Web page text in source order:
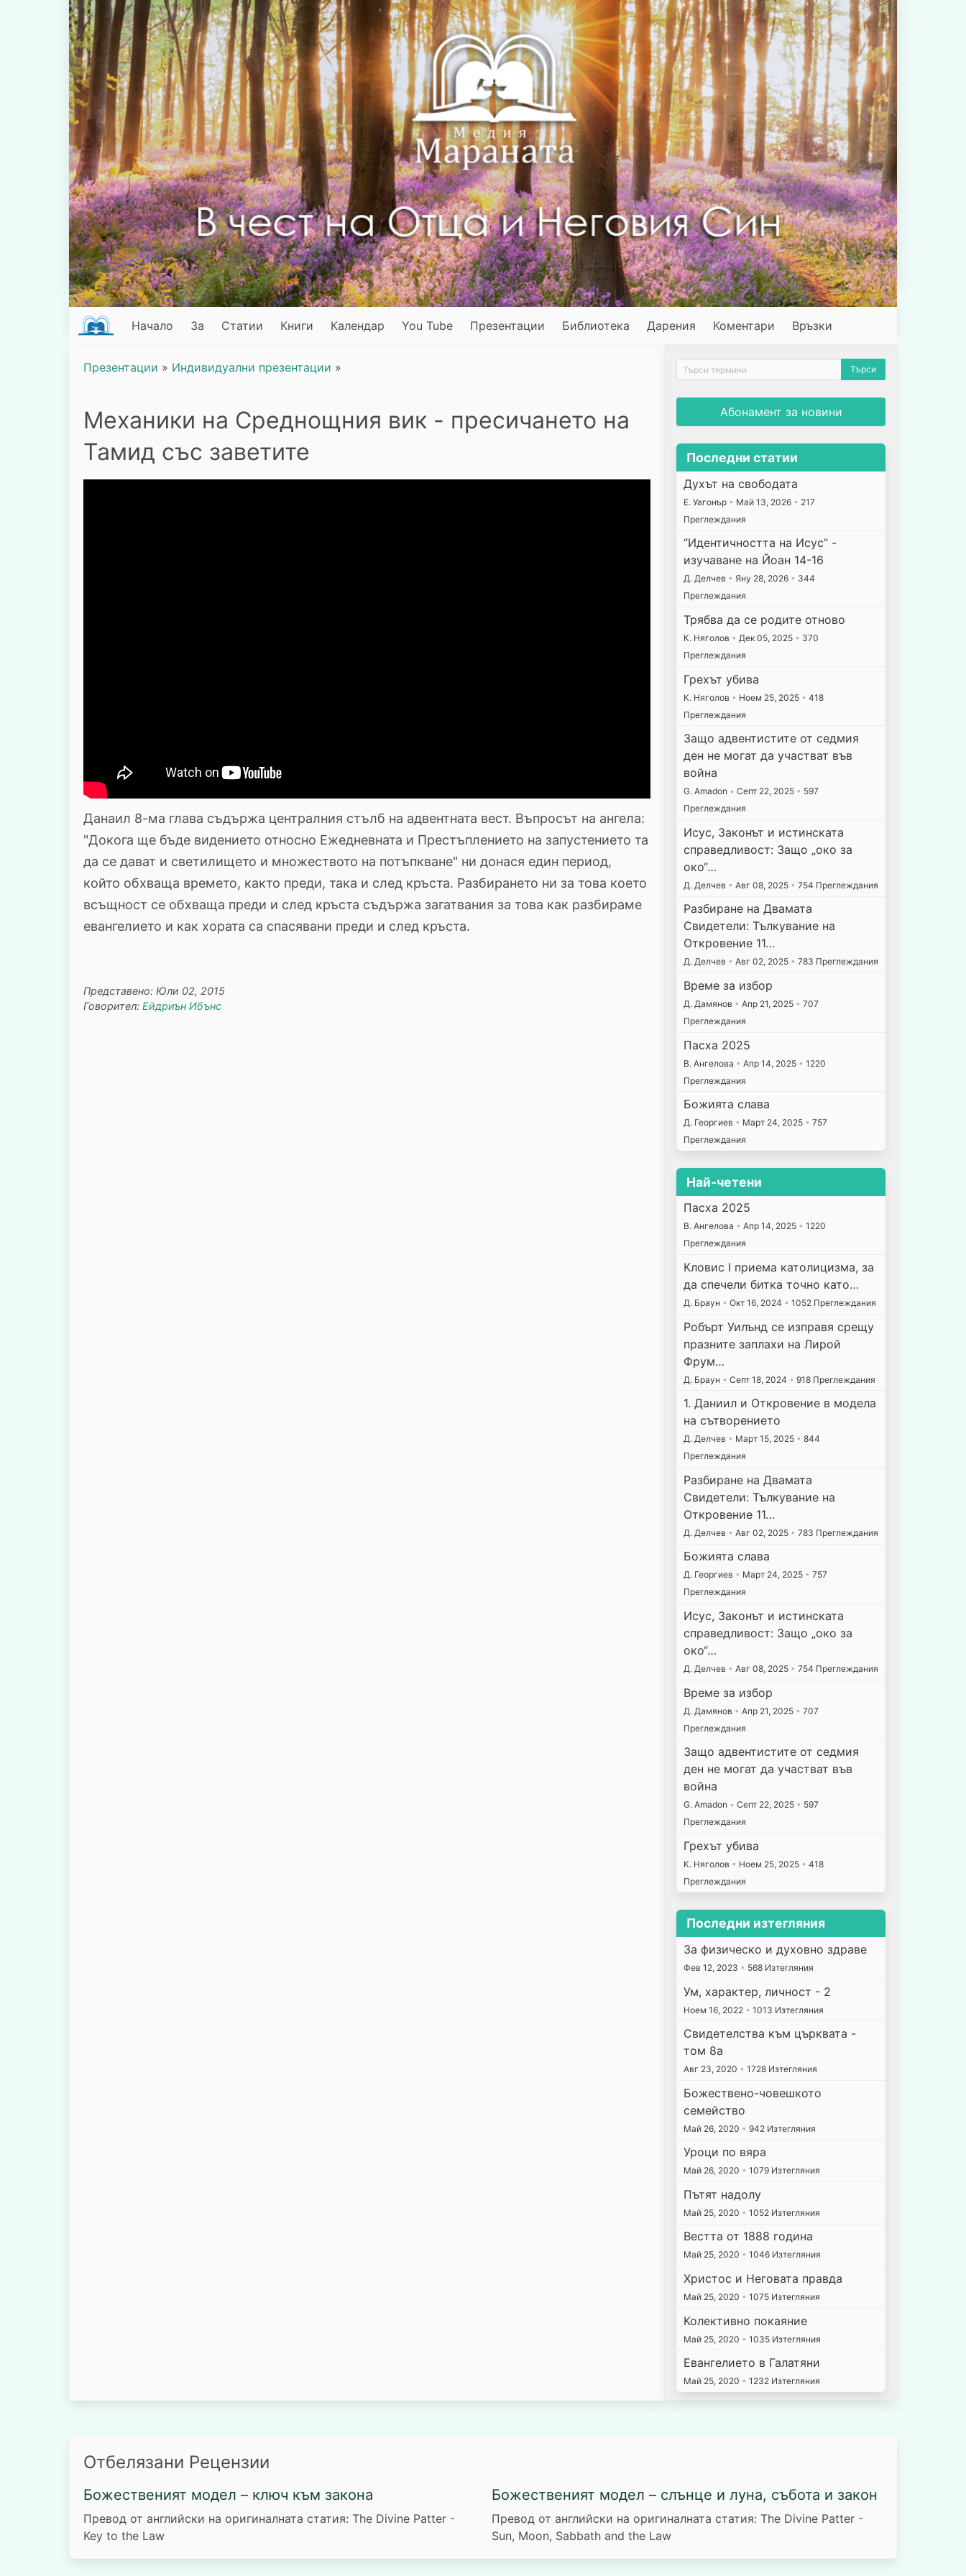
Начало За Статии Книги Календар You Tube Презентации Библиотека Дарения Коментари Връзки
Презентации » Индивидуални презентации »
Механики на Среднощния вик - пресичането на
Тамид със заветите
Данаил 8-ма глава съдържа централния стълб на адвентната вест. Въпросът на ангела:
"Докога ще бъде видението относно Ежедневната и Престъплението на запустението та
да се дават и светилището и множеството на потъпкване" ни донася един период,
който обхваща времето, както преди, така и след кръста. Разбирането ни за това което
всъщност се обхваща преди и след кръста съдържа загатвания за това как разбираме
евангелието и как хората са спасявани преди и след кръста.
Представено: Юли 02, 2015
Говорител: Ейдриън Ибънс
Абонамент за новини
Последни статии
Духът на свободата
E. Уагонър • Май 13, 2026 • 217
Преглеждания
“Идентичността на Исус” -
изучаване на Йоан 14-16
Д. Делчев • Яну 28, 2026 • 344
Преглеждания
Трябва да се родите отново
К. Няголов • Дек 05, 2025 • 370
Преглеждания
Грехът убива
К. Няголов • Ноем 25, 2025 • 418
Преглеждания
Защо адвентистите от седмия
ден не могат да участват във
война
G. Amadon • Септ 22, 2025 • 597
Преглеждания
Исус, Законът и истинската
справедливост: Защо „око за
око“…
Д. Делчев • Авг 08, 2025 • 754 Преглеждания
Разбиране на Двамата
Свидетели: Тълкувание на
Откровение 11…
Д. Делчев • Авг 02, 2025 • 783 Преглеждания
Време за избор
Д. Дамянов • Апр 21, 2025 • 707
Преглеждания
Пасха 2025
В. Ангелова • Апр 14, 2025 • 1220
Преглеждания
Божията слава
Д. Георгиев • Март 24, 2025 • 757
Преглеждания
Най-четени
Пасха 2025
В. Ангелова • Апр 14, 2025 • 1220
Преглеждания
Кловис I приема католицизма, за
да спечели битка точно като…
Д. Браун • Окт 16, 2024 • 1052 Преглеждания
Робърт Уилънд се изправя срещу
празните заплахи на Лирой
Фрум…
Д. Браун • Септ 18, 2024 • 918 Преглеждания
1. Даниил и Откровение в модела
на сътворението
Д. Делчев • Март 15, 2025 • 844
Преглеждания
Разбиране на Двамата
Свидетели: Тълкувание на
Откровение 11…
Д. Делчев • Авг 02, 2025 • 783 Преглеждания
Божията слава
Д. Георгиев • Март 24, 2025 • 757
Преглеждания
Исус, Законът и истинската
справедливост: Защо „око за
око“…
Д. Делчев • Авг 08, 2025 • 754 Преглеждания
Време за избор
Д. Дамянов • Апр 21, 2025 • 707
Преглеждания
Защо адвентистите от седмия
ден не могат да участват във
война
G. Amadon • Септ 22, 2025 • 597
Преглеждания
Грехът убива
К. Няголов • Ноем 25, 2025 • 418
Преглеждания
Последни изтегляния
За физическо и духовно здраве
Фев 12, 2023 • 568 Изтегляния
Ум, характер, личност - 2
Ноем 16, 2022 • 1013 Изтегляния
Свидетелства към църквата -
том 8а
Авг 23, 2020 • 1728 Изтегляния
Божествено-човешкото
семейство
Май 26, 2020 • 942 Изтегляния
Уроци по вяра
Май 26, 2020 • 1079 Изтегляния
Пътят надолу
Май 25, 2020 • 1052 Изтегляния
Вестта от 1888 година
Май 25, 2020 • 1046 Изтегляния
Христос и Неговата правда
Май 25, 2020 • 1075 Изтегляния
Колективно покаяние
Май 25, 2020 • 1035 Изтегляния
Евангелието в Галатяни
Май 25, 2020 • 1232 Изтегляния
Отбелязани Рецензии
Божественият модел – ключ към закона
Превод от английски на оригиналната статия: The Divine Patter -
Key to the Law
Божественият модел – слънце и луна, събота и закон
Превод от английски на оригиналната статия: The Divine Patter -
Sun, Moon, Sabbath and the Law